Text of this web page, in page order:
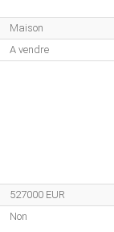
Maison
A vendre
527000 EUR
Non